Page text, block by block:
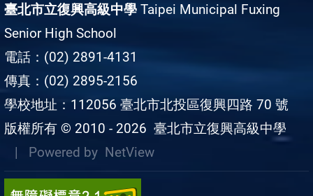
臺北市立復興高級中學 Taipei Municipal Fuxing
Senior High School
電話：(02) 2891-4131
傳真：(02) 2895-2156
學校地址：112056 臺北市北投區復興四路 70 號
版權所有 © 2010 - 2026 臺北市立復興高級中學
| Powered by NetView